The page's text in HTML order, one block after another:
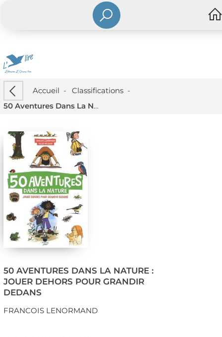
Accueil - Classifications-
50 Aventures Dans La Nature : Jouer Dehors Pour Grandir Dedans
50 AVENTURES DANS LA NATURE :
JOUER DEHORS POUR GRANDIR
DEDANS
FRANCOIS LENORMAND